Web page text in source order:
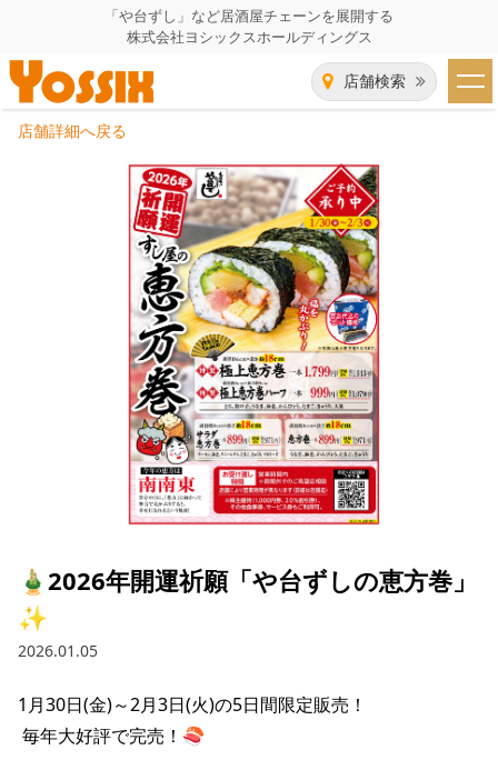
「や台ずし」など居酒屋チェーンを展開する
株式会社ヨシックスホールディングス
店舗検索
HOME
企業情報トップ
代表者あいさつ
グループ会社
会社概要
組織図
飲食事業紹介
飲食事業紹介トップ
や台ずし
焼とりてっぱん
せんと
IR（株主・投資家）情報
IR情報トップ
会長メッセージ
コーポレートガバナンス
財務情報
業績推移
財政状況
株式情報
IRライブラリ
採用情報トップ
店舗物件・店舗施工管理業者の募集
お問い合わせ
ご意見・アンケート（ご来店の方）
プライバシーポリシー
店舗詳細へ戻る
🎍2026年開運祈願「や台ずしの恵方巻」
✨
2026.01.05
1月30日(金)～2月3日(火)の5日間限定販売！
毎年大好評で完売！🍣